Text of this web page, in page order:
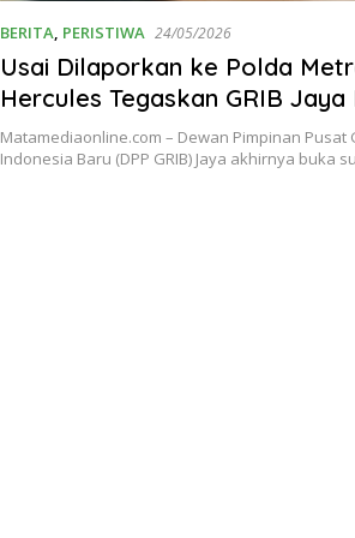
BERITA, PERISTIWA 24/05/2026
Usai Dilaporkan ke Polda
Hercules Tegaskan GRIB Jaya
Bukti Digital Lengkap
Matamediaonline.com – Dewan Pimpinan Pusat
Indonesia Baru (DPP GRIB) Jaya akhirnya buka